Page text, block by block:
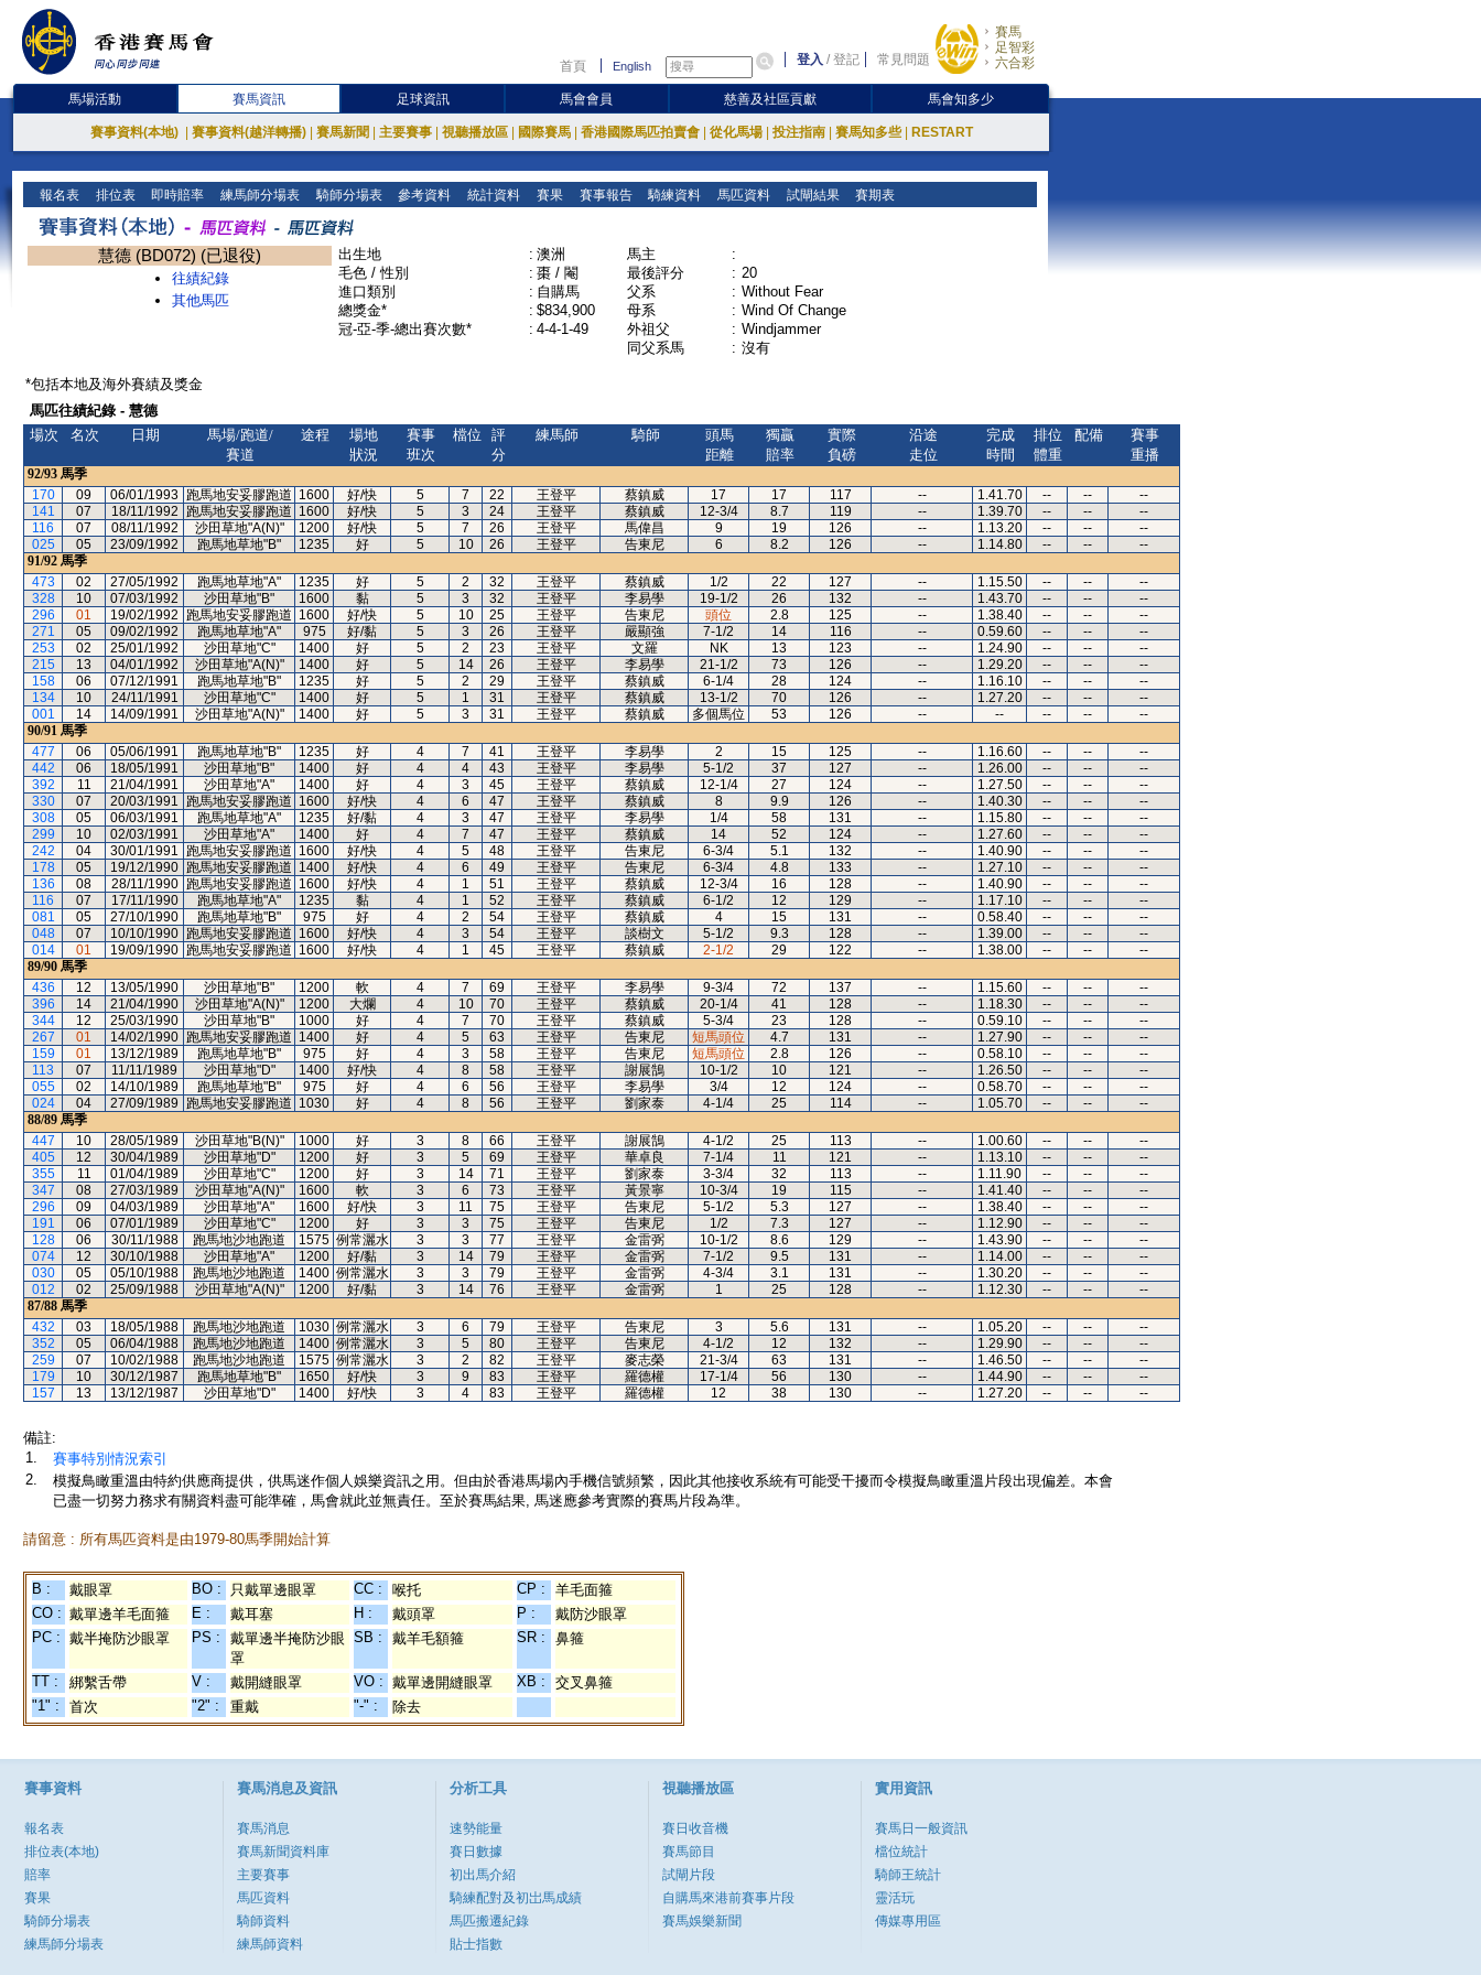
首頁 English 登入 /登記 常見問題
賽馬
足智彩
六合彩
馬場活動 賽馬資訊 足球資訊 馬會會員 慈善及社區貢獻 馬會知多少
賽事資料(本地) 賽事資料(越洋轉播) 賽馬新聞 主要賽事 視聽播放區 國際賽馬 香港國際馬匹拍賣會 從化馬場 投注指南 賽馬知多些 RESTART
報名表 排位表 即時賠率 練馬師分場表 騎師分場表 參考資料 統計資料 賽果 賽事報告 騎練資料 馬匹資料 試閘結果 賽期表
慧德 (BD072) (已退役)
往績紀錄
其他馬匹
出生地 : 澳洲
毛色 / 性別
: 棗 / 閹
進口類別
: 自購馬
總獎金*
: $834,900
冠-亞-季-總出賽次數*
: 4-4-1-49
馬主
:
最後評分
: 20
父系
: Without Fear
母系
: Wind Of Change
外祖父
: Windjammer
同父系馬
: 沒有
*包括本地及海外賽績及獎金
馬匹往績紀錄 - 慧德
場次
名次 日期
馬場/跑道/
賽道
途程
場地
狀況
賽事
班次
檔位
評
分
練馬師 騎師
頭馬
距離
獨贏
賠率
實際
負磅
沿途
走位
完成
時間
排位
體重
配備
賽事
重播
92/93 馬季
170
09 06/01/1993 跑馬地安妥膠跑道 1600 好/快 5 7 22 王登平 蔡鎮威 17 17 117 -- 1.41.70 -- --
--
141
07 18/11/1992 跑馬地安妥膠跑道 1600 好/快 5 3 24 王登平 蔡鎮威 12-3/4 8.7 119 -- 1.39.70 -- --
--
116
07 08/11/1992 沙田草地"A(N)" 1200 好/快 5 7 26 王登平 馬偉昌 9 19 126 -- 1.13.20 -- --
--
025
05 23/09/1992 跑馬地草地"B" 1235 好 5 10 26 王登平 告東尼 6 8.2 126 -- 1.14.80 -- --
--
91/92 馬季
473
02 27/05/1992 跑馬地草地"A" 1235 好 5 2 32 王登平 蔡鎮威 1/2 22 127 -- 1.15.50 -- --
--
328
10 07/03/1992 沙田草地"B" 1600 黏 5 3 32 王登平 李易學 19-1/2 26 132 -- 1.43.70 -- --
--
296
01 19/02/1992 跑馬地安妥膠跑道 1600 好/快 5 10 25 王登平 告東尼 頭位 2.8 125 -- 1.38.40 -- --
--
271
05 09/02/1992 跑馬地草地"A" 975 好/黏 5 3 26 王登平 嚴顯強 7-1/2 14 116 -- 0.59.60 -- --
--
253
02 25/01/1992 沙田草地"C" 1400 好 5 2 23 王登平 文羅 NK 13 123 -- 1.24.90 -- --
--
215
13 04/01/1992 沙田草地"A(N)" 1400 好 5 14 26 王登平 李易學 21-1/2 73 126 -- 1.29.20 -- --
--
158
06 07/12/1991 跑馬地草地"B" 1235 好 5 2 29 王登平 蔡鎮威 6-1/4 28 124 -- 1.16.10 -- --
--
134
10 24/11/1991 沙田草地"C" 1400 好 5 1 31 王登平 蔡鎮威 13-1/2 70 126 -- 1.27.20 -- --
--
001
14 14/09/1991 沙田草地"A(N)" 1400 好 5 3 31 王登平 蔡鎮威 多個馬位 53 126 -- -- -- --
--
90/91 馬季
477
06 05/06/1991 跑馬地草地"B" 1235 好 4 7 41 王登平 李易學 2 15 125 -- 1.16.60 -- --
--
442
06 18/05/1991 沙田草地"B" 1400 好 4 4 43 王登平 李易學 5-1/2 37 127 -- 1.26.00 -- --
--
392
11 21/04/1991 沙田草地"A" 1400 好 4 3 45 王登平 蔡鎮威 12-1/4 27 124 -- 1.27.50 -- --
--
330
07 20/03/1991 跑馬地安妥膠跑道 1600 好/快 4 6 47 王登平 蔡鎮威 8 9.9 126 -- 1.40.30 -- --
--
308
05 06/03/1991 跑馬地草地"A" 1235 好/黏 4 3 47 王登平 李易學 1/4 58 131 -- 1.15.80 -- --
--
299
10 02/03/1991 沙田草地"A" 1400 好 4 7 47 王登平 蔡鎮威 14 52 124 -- 1.27.60 -- --
--
242
04 30/01/1991 跑馬地安妥膠跑道 1600 好/快 4 5 48 王登平 告東尼 6-3/4 5.1 132 -- 1.40.90 -- --
--
178
05 19/12/1990 跑馬地安妥膠跑道 1400 好/快 4 6 49 王登平 告東尼 6-3/4 4.8 133 -- 1.27.10 -- --
--
136
08 28/11/1990 跑馬地安妥膠跑道 1600 好/快 4 1 51 王登平 蔡鎮威 12-3/4 16 128 -- 1.40.90 -- --
--
116
07 17/11/1990 跑馬地草地"A" 1235 黏 4 1 52 王登平 蔡鎮威 6-1/2 12 129 -- 1.17.10 -- --
--
081
05 27/10/1990 跑馬地草地"B" 975 好 4 2 54 王登平 蔡鎮威 4 15 131 -- 0.58.40 -- --
--
048
07 10/10/1990 跑馬地安妥膠跑道 1600 好/快 4 3 54 王登平 談樹文 5-1/2 9.3 128 -- 1.39.00 -- --
--
014
01 19/09/1990 跑馬地安妥膠跑道 1600 好/快 4 1 45 王登平 蔡鎮威 2-1/2 29 122 -- 1.38.00 -- --
--
89/90 馬季
436
12 13/05/1990 沙田草地"B" 1200 軟 4 7 69 王登平 李易學 9-3/4 72 137 -- 1.15.60 -- --
--
396
14 21/04/1990 沙田草地"A(N)" 1200 大爛 4 10 70 王登平 蔡鎮威 20-1/4 41 128 -- 1.18.30 -- --
--
344
12 25/03/1990 沙田草地"B" 1000 好 4 7 70 王登平 蔡鎮威 5-3/4 23 128 -- 0.59.10 -- --
--
267
01 14/02/1990 跑馬地安妥膠跑道 1400 好 4 5 63 王登平 告東尼 短馬頭位 4.7 131 -- 1.27.90 -- --
--
159
01 13/12/1989 跑馬地草地"B" 975 好 4 3 58 王登平 告東尼 短馬頭位 2.8 126 -- 0.58.10 -- --
--
113
07 11/11/1989 沙田草地"D" 1400 好/快 4 8 58 王登平 謝展鵠 10-1/2 10 121 -- 1.26.50 -- --
--
055
02 14/10/1989 跑馬地草地"B" 975 好 4 6 56 王登平 李易學 3/4 12 124 -- 0.58.70 -- --
--
024
04 27/09/1989 跑馬地安妥膠跑道 1030 好 4 8 56 王登平 劉家泰 4-1/4 25 114 -- 1.05.70 -- --
--
88/89 馬季
447
10 28/05/1989 沙田草地"B(N)" 1000 好 3 8 66 王登平 謝展鵠 4-1/2 25 113 -- 1.00.60 -- --
--
405
12 30/04/1989 沙田草地"D" 1200 好 3 5 69 王登平 華卓良 7-1/4 11 121 -- 1.13.10 -- --
--
355
11 01/04/1989 沙田草地"C" 1200 好 3 14 71 王登平 劉家泰 3-3/4 32 113 -- 1.11.90 -- --
--
347
08 27/03/1989 沙田草地"A(N)" 1600 軟 3 6 73 王登平 黃景寧 10-3/4 19 115 -- 1.41.40 -- --
--
296
09 04/03/1989 沙田草地"A" 1600 好/快 3 11 75 王登平 告東尼 5-1/2 5.3 127 -- 1.38.40 -- --
--
191
06 07/01/1989 沙田草地"C" 1200 好 3 3 75 王登平 告東尼 1/2 7.3 127 -- 1.12.90 -- --
--
128
06 30/11/1988 跑馬地沙地跑道 1575 例常灑水 3 3 77 王登平 金雷弼 10-1/2 8.6 129 -- 1.43.90 -- --
--
074
12 30/10/1988 沙田草地"A" 1200 好/黏 3 14 79 王登平 金雷弼 7-1/2 9.5 131 -- 1.14.00 -- --
--
030
05 05/10/1988 跑馬地沙地跑道 1400 例常灑水 3 3 79 王登平 金雷弼 4-3/4 3.1 131 -- 1.30.20 -- --
--
012
02 25/09/1988 沙田草地"A(N)" 1200 好/黏 3 14 76 王登平 金雷弼 1 25 128 -- 1.12.30 -- --
--
87/88 馬季
432
03 18/05/1988 跑馬地沙地跑道 1030 例常灑水 3 6 79 王登平 告東尼 3 5.6 131 -- 1.05.20 -- --
--
352
05 06/04/1988 跑馬地沙地跑道 1400 例常灑水 3 5 80 王登平 告東尼 4-1/2 12 132 -- 1.29.90 -- --
--
259
07 10/02/1988 跑馬地沙地跑道 1575 例常灑水 3 2 82 王登平 麥志榮 21-3/4 63 131 -- 1.46.50 -- --
--
179
10 30/12/1987 跑馬地草地"B" 1650 好/快 3 9 83 王登平 羅德權 17-1/4 56 130 -- 1.44.90 -- --
--
157
13 13/12/1987 沙田草地"D" 1400 好/快 3 4 83 王登平 羅德權 12 38 130 -- 1.27.20 -- -- --
備註:
1.
賽事特別情況索引
2.
模擬鳥瞰重溫由特約供應商提供，供馬迷作個人娛樂資訊之用。但由於香港馬場內手機信號頻繁，因此其他接收系統有可能受干擾而令模擬鳥瞰重溫片段出現偏差。本會
已盡一切努力務求有關資料盡可能準確，馬會就此並無責任。至於賽馬結果, 馬迷應參考實際的賽馬片段為準。
請留意 : 所有馬匹資料是由1979-80馬季開始計算
B : 戴眼罩 BO : 只戴單邊眼罩 CC : 喉托 CP :
羊毛面箍
CO : 戴單邊羊毛面箍 E : 戴耳塞 H : 戴頭罩 P :
戴防沙眼罩
PC : 戴半掩防沙眼罩 PS :
戴單邊半掩防沙眼
罩
SB : 戴羊毛額箍 SR : 鼻箍
TT : 綁繫舌帶 V : 戴開縫眼罩 VO : 戴單邊開縫眼罩 XB :
交叉鼻箍
"1" :
首次 "2" : 重戴 "-" : 除去
賽事資料
報名表
排位表(本地)
賠率
賽果
騎師分場表
練馬師分場表
賽馬消息及資訊
賽馬消息
賽馬新聞資料庫
主要賽事
馬匹資料
騎師資料
練馬師資料
分析工具
速勢能量
賽日數據
初出馬介紹
騎練配對及初岀馬成績
馬匹搬遷紀錄
貼士指數
視聽播放區
賽日收音機
賽馬節目
試閘片段
自購馬來港前賽事片段
賽馬娛樂新聞
實用資訊
賽馬日一般資訊
檔位統計
騎師王統計
靈活玩
傳媒專用區